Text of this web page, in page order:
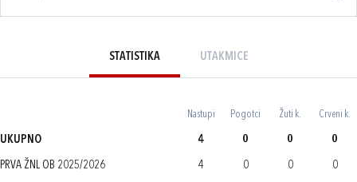
STATISTIKA UTAKMICE
Nastupi Pogotci Žuti k. Crveni k.
UKUPNO 4 0 0 0
PRVA ŽNL OB 2025/2026 4 0 0 0